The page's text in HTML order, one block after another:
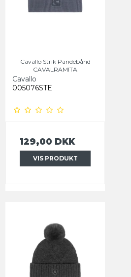
Cavallo Strik Pandebånd
CAVALRAMITA
Cavallo
005076STE
129,00 DKK
VIS PRODUKT